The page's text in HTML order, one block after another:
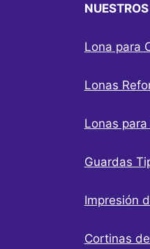
Lona para
Lonas
Lonas para
Guardas
Impresión
Cortinas